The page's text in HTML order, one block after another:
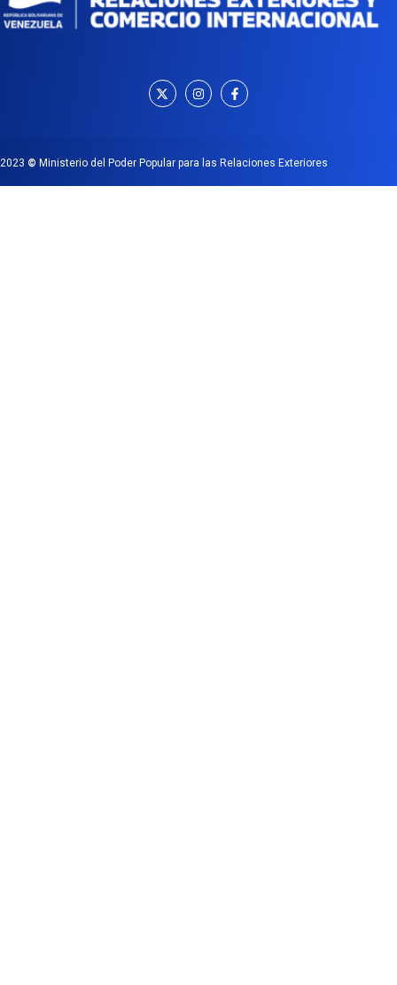
2023 © Ministerio del Poder Popular para las Relaciones Exteriores